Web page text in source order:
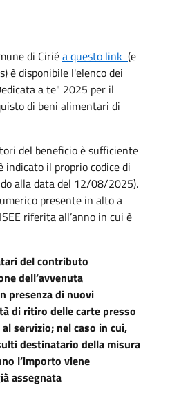
di Ciriéa questo link (e
è disponibile l'elenco dei
a te" 2025 per il
di beni alimentari di
del beneficio è sufficiente
indicato il proprio codice di
alla data del 12/08/2025).
presente in alto a
riferita all’anno in cui è
del contributo
dell’avvenuta
presenza di nuovi
di ritiro delle carte presso
servizio; nel caso in cui,
destinatario della misura
l’importo viene
assegnata